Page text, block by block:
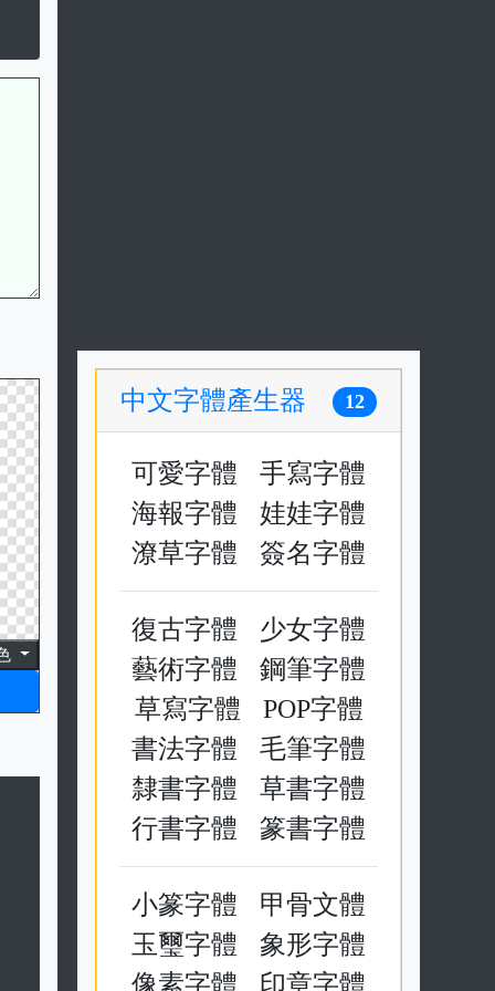
中文字體產生器 12
可愛字體
手寫字體
海報字體
娃娃字體
潦草字體
簽名字體
復古字體
少女字體
藝術字體
鋼筆字體
草寫字體
POP字體
書法字體
毛筆字體
隸書字體
草書字體
行書字體
篆書字體
小篆字體
甲骨文體
玉璽字體
象形字體
像素字體
印章字體